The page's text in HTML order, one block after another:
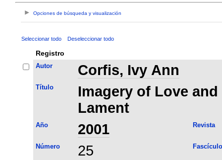
Opciones de búsqueda y visualización
Seleccionar todo Deseleccionar todo
Registro
Autor Corfis, Ivy Ann
Título
Imagery of Love
Lament
Año 2001 Revista
Número 25 Fascículo